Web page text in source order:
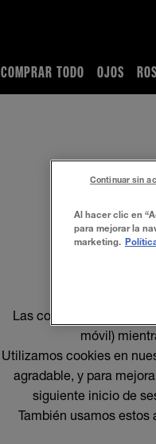
COMPRAR TODO OJOS
Las cookies son
móvil)
Utilizamos cookies en
agradable, y para
siguiente inicio de
También usamos
Al hacer clic en
para mejorar la
marketing.
Continuar sin